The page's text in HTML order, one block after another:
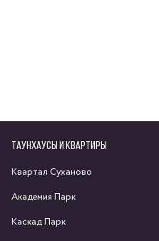
ТАУНХАУСЫ И КВАРТИРЫ
Квартал Суханово
Академия Парк
Каскад Парк